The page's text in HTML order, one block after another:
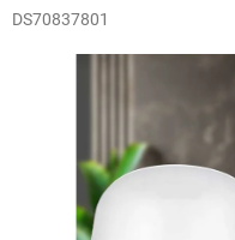
DS70837801